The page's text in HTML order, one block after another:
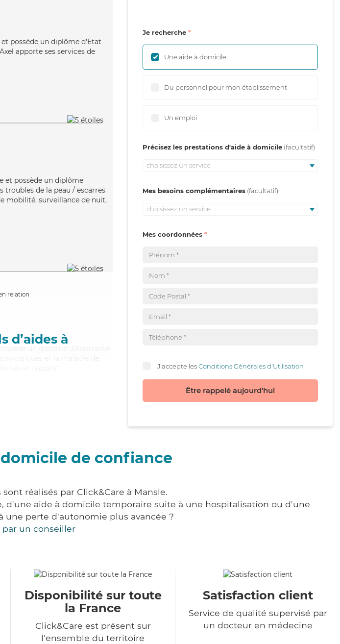
et possède un diplôme d'Etat
apporte ses services de
et possède un diplôme
troubles de la peau / escarres
mobilité, surveillance de nuit,
relation
d’aides à
un diplôme d'Assistante
et la maladie de
Je recherche
Une aide à domicile
Du personnel pour mon établissement
Un emploi
Précisez les prestations d'aide à domicile
choisissez un service
Mes besoins complémentaires
choisissez un service
Mes coordonnées
J'accepte lesConditions Générales d'Utilisation
Être rappelé aujourd'hui
de confiance
réalisés par Click&Care à Mansle.
aide à domicile temporaire suite à une hospitalisation ou d'une
perte d'autonomie plus avancée ?
par un conseiller
Disponibilité sur toute
la France
Click&Care est présent sur
l'ensemble du territoire
Satisfaction client
Service de qualité supervisé par
un docteur en médecine